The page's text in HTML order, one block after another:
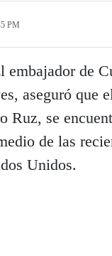
PM
embajador de
aseguró que
Ruz, se
de las
Unidos.